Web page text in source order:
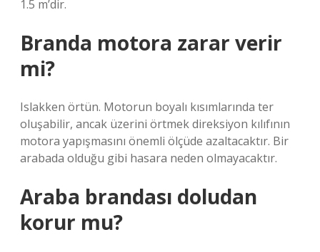
1.5 m’dir.
Branda motora zarar verir
mi?
Islakken örtün. Motorun boyalı kısımlarında ter
oluşabilir, ancak üzerini örtmek direksiyon kılıfının
motora yapışmasını önemli ölçüde azaltacaktır. Bir
arabada olduğu gibi hasara neden olmayacaktır.
Araba brandası doludan
korur mu?